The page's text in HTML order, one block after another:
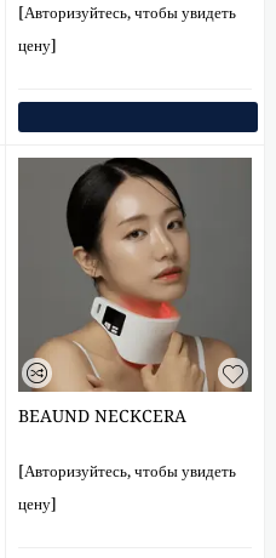
[Авторизуйтесь, чтобы увидеть
цену]
BEAUND NECKCERA
[Авторизуйтесь, чтобы увидеть
цену]